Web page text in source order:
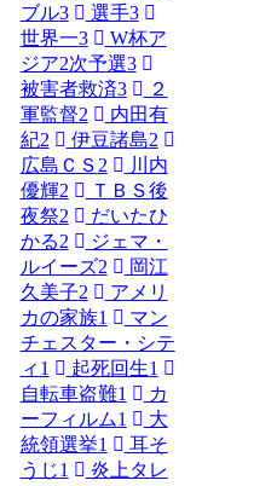
ブル3 選手3
世界一3
W杯ア
ジア2次予選3
被害者救済3
２
軍監督2
内田有
紀2 伊豆諸島2
広島ＣＳ 2
川内
優輝2
ＴＢＳ後
夜祭2
だいたひ
かる2
ジェマ・
ルイーズ2
岡江
久美子2
アメリ
カの家族1
マン
チェスター・シテ
ィ 1 起死回生1
自転車盗難1
カ
ーフィルム1
大
統領選挙1
耳そ
うじ1
炎上タレ